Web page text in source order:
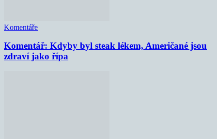
Komentáře
Komentář: Kdyby byl steak lékem, Američané jsou
zdraví jako řípa